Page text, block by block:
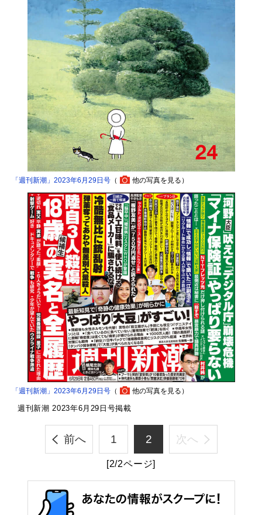
「週刊新潮」2023年6月29日号 （ 他の写真を見る ）
「週刊新潮」2023年6月29日号 （ 他の写真を見る ）
週刊新潮 2023年6月29日号掲載
前へ 1 2 次へ
[2/2ページ]